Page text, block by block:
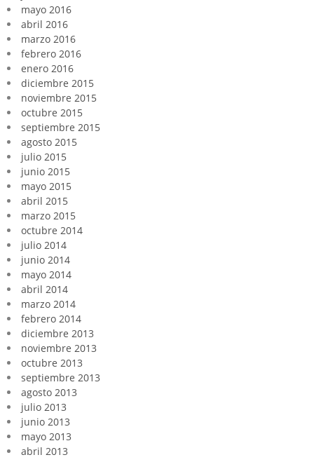
mayo 2016
abril 2016
marzo 2016
febrero 2016
enero 2016
diciembre 2015
noviembre 2015
octubre 2015
septiembre 2015
agosto 2015
julio 2015
junio 2015
mayo 2015
abril 2015
marzo 2015
octubre 2014
julio 2014
junio 2014
mayo 2014
abril 2014
marzo 2014
febrero 2014
diciembre 2013
noviembre 2013
octubre 2013
septiembre 2013
agosto 2013
julio 2013
junio 2013
mayo 2013
abril 2013